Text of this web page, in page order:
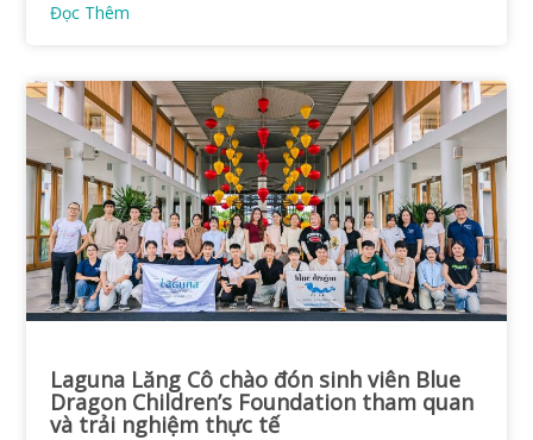
Đọc Thêm
Laguna Lăng Cô chào đón sinh viên Blue
Dragon Children’s Foundation tham quan
và trải nghiệm thực tế